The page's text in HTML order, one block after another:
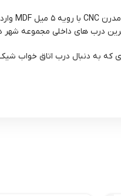
درب های داخلی مجموعه شهر
که به دنبال درب اتاق خواب